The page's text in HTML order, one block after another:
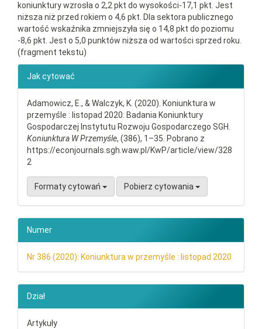
koniunktury wzrosła o 2,2 pkt do wysokości-17,1 pkt. Jest
niższa niż przed rokiem o 4,6 pkt. Dla sektora publicznego
wartość wskaźnika zmniejszyła się o 14,8 pkt do poziomu
-8,6 pkt. Jest o 5,0 punktów niższa od wartości sprzed roku.
(fragment tekstu)
Jak cytować
Adamowicz, E., & Walczyk, K. (2020). Koniunktura w
przemyśle : listopad 2020: Badania Koniunktury
Gospodarczej Instytutu Rozwoju Gospodarczego SGH.
Koniunktura W Przemyśle, (386), 1–35. Pobrano z
https://econjournals.sgh.waw.pl/KwP/article/view/328
2
Formaty cytowań Pobierz cytowania
Numer
Nr 386 (2020): Koniunktura w przemyśle : listopad 2020
Dział
Artykuły